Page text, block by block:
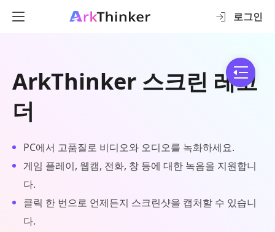
로그인
ArkThinker 스크린 레코
더
PC에서 고품질로 비디오와 오디오를 녹화하세요.
게임 플레이, 웹캠, 전화, 창 등에 대한 녹음을 지원합니
다.
클릭 한 번으로 언제든지 스크린샷을 캡처할 수 있습니
다.